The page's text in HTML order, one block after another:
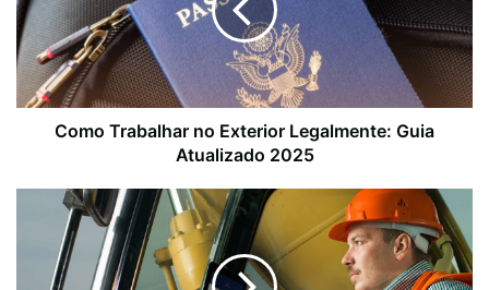
Como Trabalhar no Exterior Legalmente: Guia
Atualizado 2025